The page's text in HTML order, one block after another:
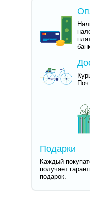
Подарки
Каждый
получает
подарок.